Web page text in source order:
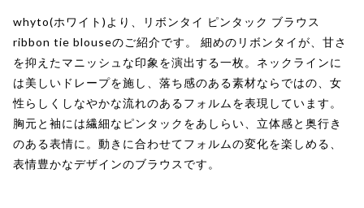
whyto(ホワイト)より、リボンタイ ピンタック ブラウス
ribbon tie blouseのご紹介です。 細めのリボンタイが、甘さ
を抑えたマニッシュな印象を演出する一枚。ネックラインに
は美しいドレープを施し、落ち感のある素材ならではの、女
性らしくしなやかな流れのあるフォルムを表現しています。
胸元と袖には繊細なピンタックをあしらい、立体感と奥行き
のある表情に。動きに合わせてフォルムの変化を楽しめる、
表情豊かなデザインのブラウスです。